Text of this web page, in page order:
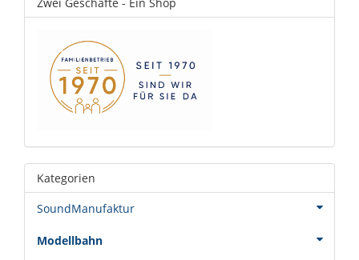
Kategorien
SoundManufaktur
Modellbahn